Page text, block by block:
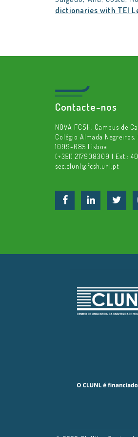
dictionaries with TEI
Contacte-nos
NOVA FCSH, Campus de
Colégio Almada Negreiros,
1099-085 Lisboa
(+351) 217908309 | Ext.:
sec.clunl@fcsh.unl.pt